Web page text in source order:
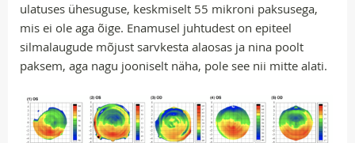
ulatuses ühesuguse, keskmiselt 55 mikroni paksusega,
mis ei ole aga õige. Enamusel juhtudest on epiteel
silmalaugude mõjust sarvkesta alaosas ja nina poolt
paksem, aga nagu jooniselt näha, pole see nii mitte alati.